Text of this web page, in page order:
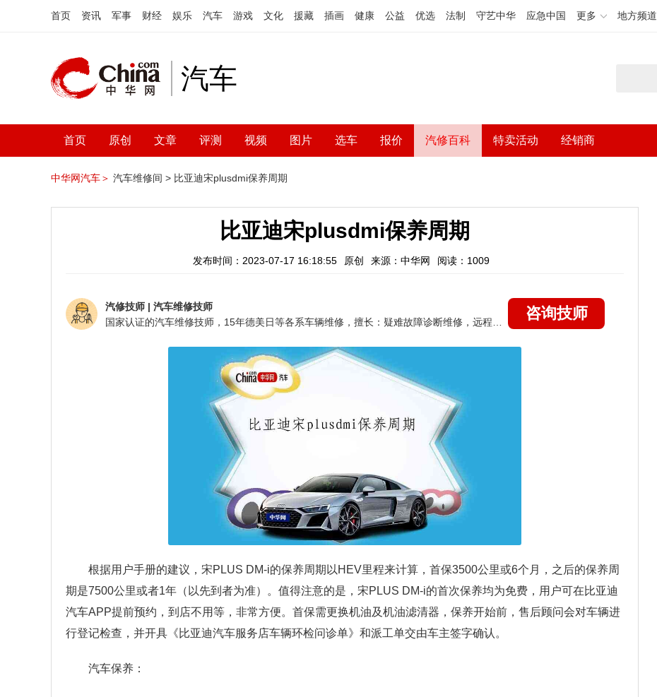
首页 资讯 军事 财经 娱乐 汽车 游戏 文化 援藏 插画 健康 公益 优选 法制 守艺中华 应急中国 更多 地方频道
汽车
首页 原创 文章 评测 视频 图片 选车 报价 汽修百科 特卖活动 经销商
中华网汽车＞ 汽车维修间 > 比亚迪宋plusdmi保养周期
比亚迪宋plusdmi保养周期
发布时间：2023-07-17 16:18:55 原创 来源：中华网 阅读：1009
汽修技师 | 汽车维修技师
咨询技师
根据用户手册的建议，宋PLUS DM-i的保养周期以HEV里程来计算，首保3500公里或6个月，之后的保养周
期是7500公里或者1年（以先到者为准）。值得注意的是，宋PLUS DM-i的首次保养均为免费，用户可在比亚迪
汽车APP提前预约，到店不用等，非常方便。首保需更换机油及机油滤清器，保养开始前，售后顾问会对车辆进
行登记检查，并开具《比亚迪汽车服务店车辆环检问诊单》和派工单交由车主签字确认。
汽车保养：